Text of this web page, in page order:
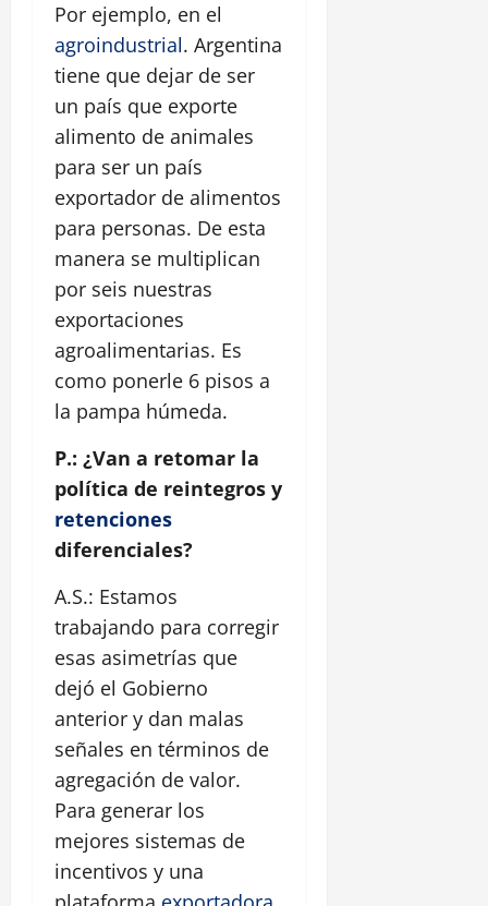
Por ejemplo, en el
agroindustrial. Argentina
tiene que dejar de ser
un país que exporte
alimento de animales
para ser un país
exportador de alimentos
para personas. De esta
manera se multiplican
por seis nuestras
exportaciones
agroalimentarias. Es
como ponerle 6 pisos a
la pampa húmeda.
P.: ¿Van a retomar la
política de reintegros y
retenciones
diferenciales?
A.S.: Estamos
trabajando para corregir
esas asimetrías que
dejó el Gobierno
anterior y dan malas
señales en términos de
agregación de valor.
Para generar los
mejores sistemas de
incentivos y una